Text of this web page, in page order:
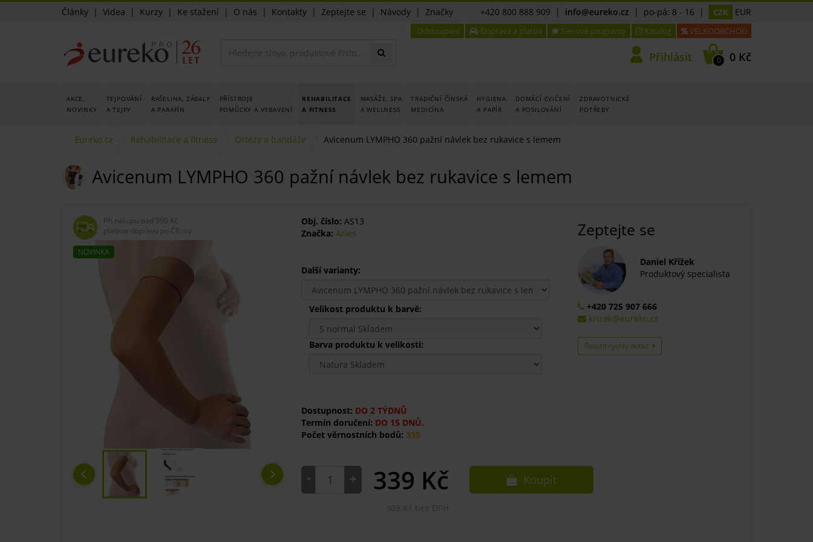
Články | Videa | Kurzy | Ke stažení | O nás | Kontakty | Zeptejte se | Návody | Značky +420 800 888 909 | info@eureko.cz | po-pá: 8 - 16 | CZK EUR
Odstoupení Doprava a platba Slevové programy Katalog VELKOOBCHOD
Přihlásit 0 0 Kč
AKCE,
NOVINKY
TEJPOVÁNÍ
A TEJPY
RAŠELINA, ZÁBALY
A PARAFÍN
PŘÍSTROJE
POMŮCKY A VYBAVENÍ
REHABILITACE
A FITNESS
MASÁŽE, SPA
A WELLNESS
TRADIČNÍ ČÍNSKÁ
MEDICÍNA
HYGIENA
A PAPÍR
DOMÁCÍ CVIČENÍ
A POSILOVÁNÍ
ZDRAVOTNICKÉ
POTŘEBY
Eureko.cz Rehabilitace a fitness Ortézy a bandáže Avicenum LYMPHO 360 pažní návlek bez rukavice s lemem
Avicenum LYMPHO 360 pažní návlek bez rukavice s lemem
Při nákupu nad 990 Kč
platíme dopravu po ČR my
NOVINKA
Obj. číslo: AS13
Značka: Aries
Další varianty:
Velikost produktu k barvě:
Barva produktu k velikosti:
Dostupnost: DO 2 TÝDNŮ
Termín doručení: DO 15 DNŮ.
Počet věrnostních bodů: 339
Zeptejte se
Daniel Křížek
Produktový specialista
+420 725 907 666
krizek@eureko.cz
Položit rychlý dotaz
- + 339 Kč Koupit